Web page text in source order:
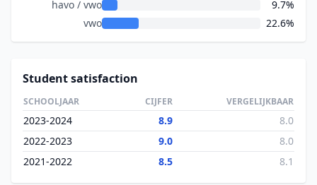
havo / vwo
9.7%
vwo
22.6%
Student satisfaction
SCHOOLJAAR CIJFER VERGELIJKBAAR
2023-2024 8.9
8.0
2022-2023
9.0
8.0
2021-2022
8.5 8.1